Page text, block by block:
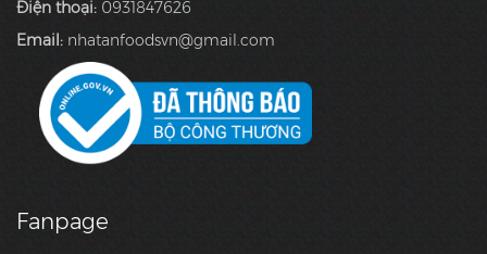
Điện thoại: 0931847626
Email: nhatanfoodsvn@gmail.com
Fanpage